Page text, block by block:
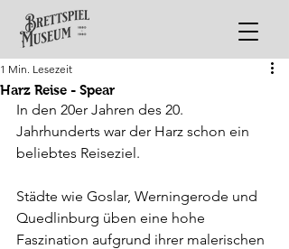
Harz Reise - Spear
1 Min. Lesezeit
In den 20er Jahren des 20.
Jahrhunderts war der Harz schon ein
beliebtes Reiseziel.
Städte wie Goslar, Werningerode und
Quedlinburg üben eine hohe
Faszination aufgrund ihrer malerischen